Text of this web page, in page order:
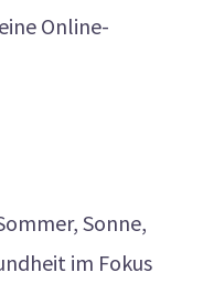
Online-
Sonne,
im Fokus